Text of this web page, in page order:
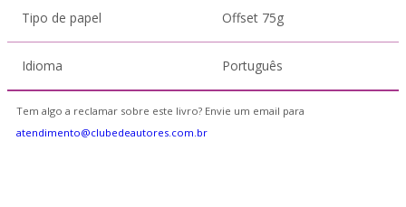
Tipo de papel Offset 75g
Idioma Português
Tem algo a reclamar sobre este livro? Envie um email para
atendimento@clubedeautores.com.br